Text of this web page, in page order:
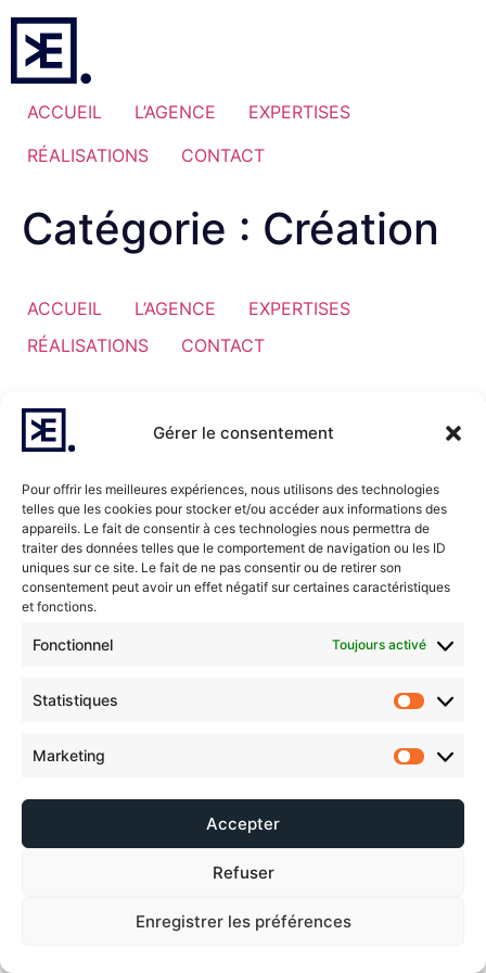
Gérer le consentement
Pour offrir les meilleures expériences, nous utilisons des technologies
telles que les cookies pour stocker et/ou accéder aux informations des
appareils. Le fait de consentir à ces technologies nous permettra de
traiter des données telles que le comportement de navigation ou les ID
uniques sur ce site. Le fait de ne pas consentir ou de retirer son
consentement peut avoir un effet négatif sur certaines caractéristiques
et fonctions.
Fonctionnel Toujours activé
Statistiques
Marketing
Accepter
Refuser
Enregistrer les préférences
ACCUEIL L’AGENCE
EXPERTISES
RÉALISATIONS
CONTACT
Catégorie : Création
ACCUEIL L’AGENCE
EXPERTISES
RÉALISATIONS
CONTACT